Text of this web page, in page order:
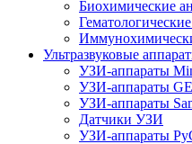
Биохимические
Ультразвуковые
УЗИ-аппараты
УЗИ-аппараты GE
УЗИ-аппараты
Датчики УЗИ
УЗИ-аппараты